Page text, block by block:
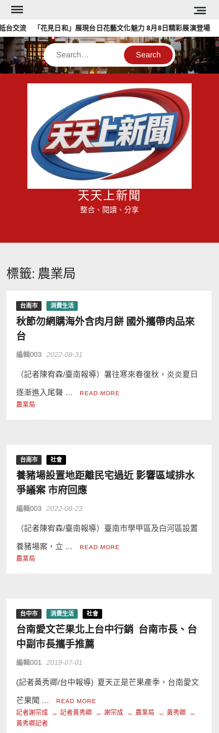
Skip
content
交流 「花見日和」展現台日花藝文化魅力 8月8日精彩展演登場
Search
天天上新聞
整合、閱讀、分享
標籤: 農業局
台南市 消費生活
秋節勿網購海外含肉月餅 國外攜帶肉品來
台
編輯003 2022-08-31
（記者陳宥森/臺南報導）暑往寒來春復秋，炎炎夏日
逐漸進入尾聲 … READ MORE
農業局
台南市 社會
養豬場設置地距離民宅過近 影響區域排水
爭議案 市府回應
編輯003 2022-08-23
（記者陳宥森/臺南報導）臺南市學甲區及白河區設置
養豬場案，立 … READ MORE
農業局
台中市 消費生活 社會
台南愛文芒果北上台中行銷 台南市長、台
中副市長攜手推薦
編輯001 2019-07-01
(記者黃秀卿/台中報導) 夏天正是芒果產季，台南愛文
芒果聞 … READ MORE
記者謝宗成 記者黃秀卿 謝宗成 農業局
黃秀卿
黃秀卿記者